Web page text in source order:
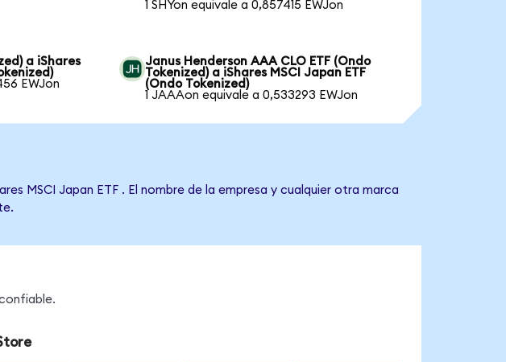
1 SHYon equivale a 0,857415 EWJon
a iShares
EWJon
Janus Henderson AAA CLO ETF (Ondo
Tokenized) a iShares MSCI Japan ETF
(Ondo Tokenized)
1 JAAAon equivale a 0,533293 EWJon
MSCI Japan ETF . El nombre de la empresa y cualquier otra marca